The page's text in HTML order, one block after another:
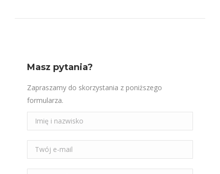
Masz pytania?
Zapraszamy do skorzystania z poniższego
formularza.